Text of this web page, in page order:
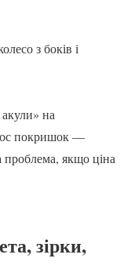
з боків і
на
покришок —
проблема, якщо ціна
зірки,